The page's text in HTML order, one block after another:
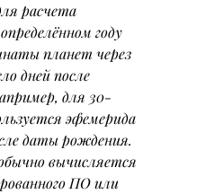
расчета
году
планет через
дней после
для 30-
эфемерида
даты рождения.
вычисляется
ПО или